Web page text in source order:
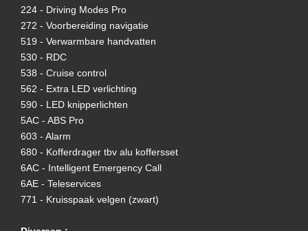
224 - Driving Modes Pro
272 - Voorbereiding navigatie
519 - Verwarmbare handvatten
530 - RDC
538 - Cruise control
562 - Extra LED verlichting
590 - LED knipperlichten
5AC - ABS Pro
603 - Alarm
680 - Kofferdrager tbv alu koffersset
6AC - Intelligent Emergency Call
6AE - Teleservices
771 - Kruisspaak velgen (zwart)